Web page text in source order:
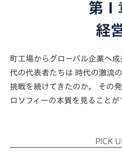
第Ⅰ
経
町工場からグローバル企業へ
代の代表者たちは 時代の激流
挑戦を続けてきたのか。
その
ロソフィーの本質を見ることが
PICK